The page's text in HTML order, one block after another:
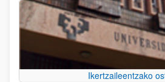
Ikertzaileentzako